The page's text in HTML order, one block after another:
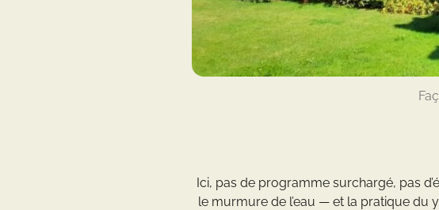
Ici, pas de programme surchargé, pas
le murmure de l’eau — et la pratique